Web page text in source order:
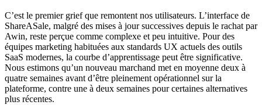
C’est le premier grief que remontent nos utilisateurs. L’interface de
ShareASale, malgré des mises à jour successives depuis le rachat par
Awin, reste perçue comme complexe et peu intuitive. Pour des
équipes marketing habituées aux standards UX actuels des outils
SaaS modernes, la courbe d’apprentissage peut être significative.
Nous estimons qu’un nouveau marchand met en moyenne deux à
quatre semaines avant d’être pleinement opérationnel sur la
plateforme, contre une à deux semaines pour certaines alternatives
plus récentes.